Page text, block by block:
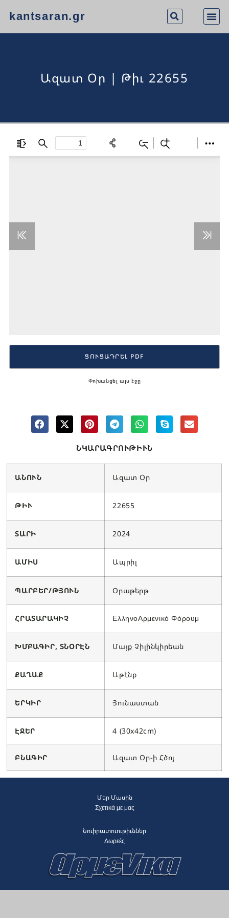
kantsaran.gr
Ազատ Օր | Թիւ 22655
ՆԿԱՐԱԳՐՈՒԹԻՒՆ
ԱՆՈՒՆ Ազատ Օր
ԹԻՒ 22655
ՏԱՐԻ 2024
ԱՄԻՍ Ապրիլ
ՊԱՐԲԵՐ/ԹՅՈՒՆ Օրաթերթ
ՀՐԱՏԱՐԱԿԻՉ ΕλληνοΑρμενικό Φόρουμ
ԽՄԲԱԳԻՐ, ՏՆՕՐԷՆ Մայք Չիլինկիրեան
ՔԱՂԱՔ Աթէնք
ԵՐԿԻՐ Յունաստան
ԷՋԵՐ 4 (30x42cm)
ԲՆԱԳԻՐ Ազատ Օր-ի Հծոյ
Փոխանցել այս էջը
ՑՈՒՑԱԴՐԵԼ PDF
Մեր Մասին
Σχετικά με μας
Նուիրատուութիւններ
Δωρεές